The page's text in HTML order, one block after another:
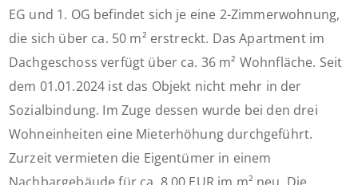
EG und 1. OG befindet sich je eine 2-Zimmerwohnung,
die sich über ca. 50 m² erstreckt. Das Apartment im
Dachgeschoss verfügt über ca. 36 m² Wohnfläche. Seit
dem 01.01.2024 ist das Objekt nicht mehr in der
Sozialbindung. Im Zuge dessen wurde bei den drei
Wohneinheiten eine Mieterhöhung durchgeführt.
Zurzeit vermieten die Eigentümer in einem
Nachbargebäude für ca. 8,00 EUR im m² neu. Die